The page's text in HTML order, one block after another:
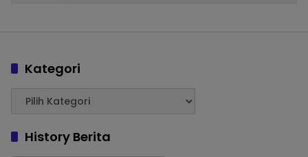
Kategori
History Berita